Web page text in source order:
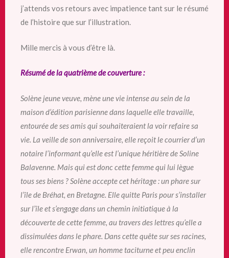
j’attends vos retours avec impatience tant sur le résumé
de l’histoire que sur l’illustration.
Mille mercis à vous d’être là.
Résumé de la quatrième de couverture :
Solène jeune veuve, mène une vie intense au sein de la
maison d’édition parisienne dans laquelle elle travaille,
entourée de ses amis qui souhaiteraient la voir refaire sa
vie. La veille de son anniversaire, elle reçoit le courrier d’un
notaire l’informant qu’elle est l’unique héritière de Soline
Balavenne. Mais qui est donc cette femme qui lui lègue
tous ses biens ? Solène accepte cet héritage : un phare sur
l’île de Bréhat, en Bretagne. Elle quitte Paris pour s’installer
sur l’île et s’engage dans un chemin initiatique à la
découverte de cette femme, au travers des lettres qu’elle a
dissimulées dans le phare. Dans cette quête sur ses racines,
elle rencontre Erwan, un homme taciturne et peu enclin